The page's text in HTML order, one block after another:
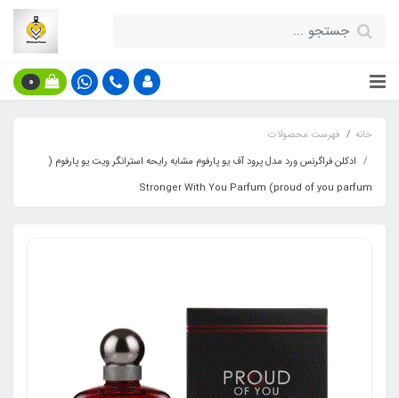
0
خانه
فهرست محصولات
ادکلن فراگرنس ورد مدل پرود آف یو پارفوم مشابه رایحه استرانگر ویت یو پارفوم (
proud of you parfum) Stronger With You Parfum